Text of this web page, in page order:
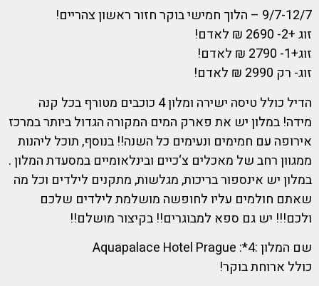
9/7-12/7 – הלוך חמישי בוקר חזור ראשון צהריים!
זוג +2- 2690 ₪ לאדם!
זוג+1- 2790 ₪ לאדם!
זוג- רק 2990 ₪ לאדם!
הדיל כולל טיסה ישירה ומלון 4 כוכבים מטורף בכל קנה
מידה! במלון יש את פארק המים המקורה הגדול ביותר במרכז
אירופה עם חמימים ונעימים כל השנה!! בנוסף, תוכל ליהנות
ממגוון רחב של מאכלים צ‘כיים ובינלאומיים במסעדת המלון .
במלון יש אינספור בריכות, מגלשות, מתקנים לילדים וכל מה
שאתם חולמים עליו לחופשה מושלמת לילדים שלכם
ולכם!!! יש גם ספא למבוגרים!! בקיצור מושלם!!
שם המלון :4*: Aquapalace Hotel Prague
כולל ארוחת בוקר!